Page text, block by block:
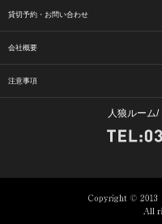
貸切予約・お問い合わせ
会社概要
注意事項
人狼ルーム